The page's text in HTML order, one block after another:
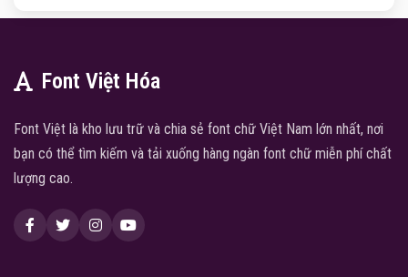
Font Việt Hóa
Font Việt là kho lưu trữ và chia sẻ font chữ Việt Nam lớn nhất, nơi
bạn có thể tìm kiếm và tải xuống hàng ngàn font chữ miễn phí chất
lượng cao.